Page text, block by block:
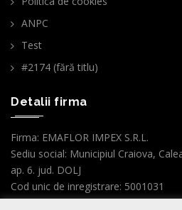
ANPC
Test
#2174 (fără titlu)
Detalii firma
Firma: EMAFLOR IMPEX S.R.L.
Sediu social: Municipiul Craiova,
ap. 6. jud. DOLJ
Cod unic de inregistrare: 5001031
Nr.ordine Reg.Com. : J16/3099/1993